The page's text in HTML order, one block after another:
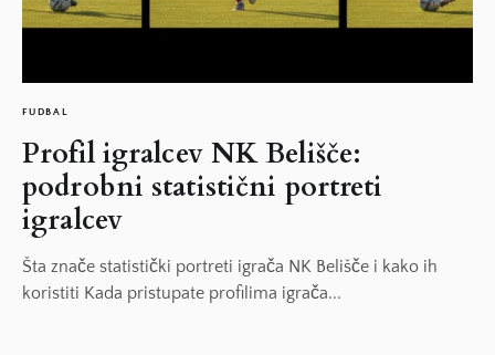
FUDBAL
Profil igralcev NK Belišče:
podrobni statistični portreti
igralcev
Šta znače statistički portreti igrača NK Belišče i kako ih
koristiti Kada pristupate profilima igrača...